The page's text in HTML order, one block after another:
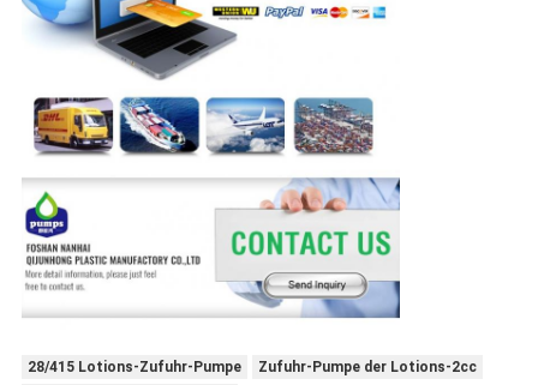
28/415 Lotions-Zufuhr-Pumpe
Zufuhr-Pumpe der Lotions-2cc